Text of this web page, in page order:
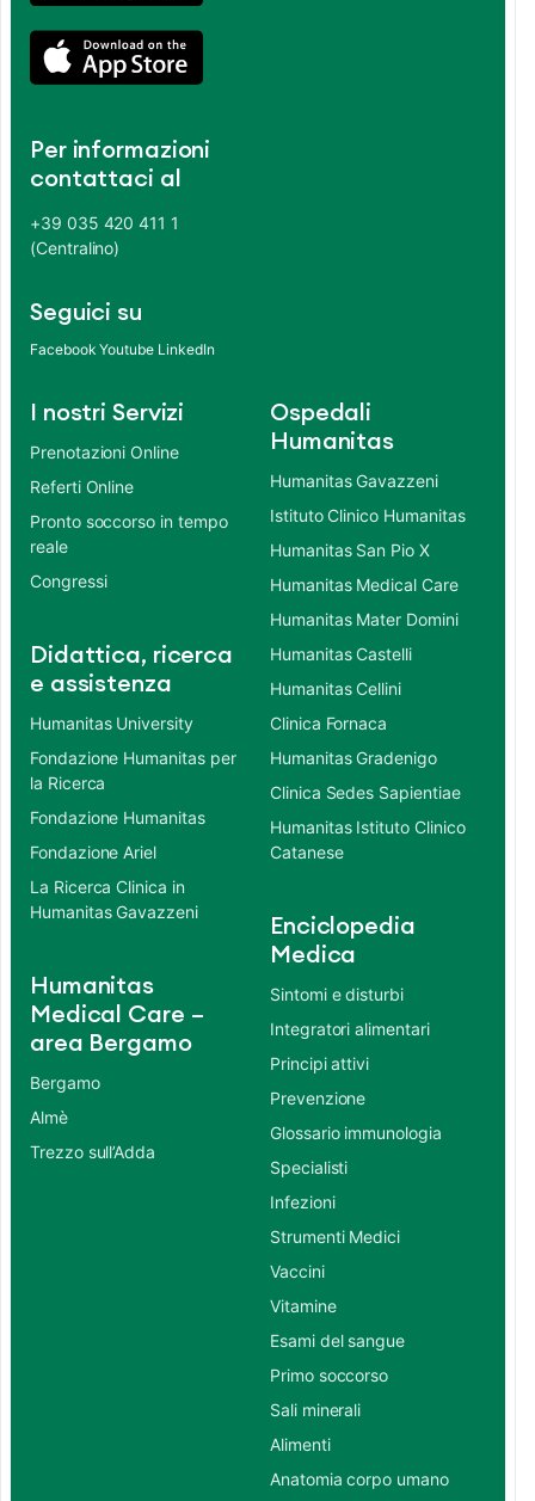
Per informazioni
contattaci al
+39 035 420 411 1
(Centralino)
Seguici su
Facebook Youtube LinkedIn
I nostri Servizi
Prenotazioni Online
Referti Online
Pronto soccorso in tempo
reale
Congressi
Didattica, ricerca
e assistenza
Humanitas University
Fondazione Humanitas per
la Ricerca
Fondazione Humanitas
Fondazione Ariel
La Ricerca Clinica in
Humanitas Gavazzeni
Humanitas
Medical Care –
area Bergamo
Bergamo
Almè
Trezzo sull’Adda
Ospedali
Humanitas
Humanitas Gavazzeni
Istituto Clinico Humanitas
Humanitas San Pio X
Humanitas Medical Care
Humanitas Mater Domini
Humanitas Castelli
Humanitas Cellini
Clinica Fornaca
Humanitas Gradenigo
Clinica Sedes Sapientiae
Humanitas Istituto Clinico
Catanese
Enciclopedia
Medica
Sintomi e disturbi
Integratori alimentari
Principi attivi
Prevenzione
Glossario immunologia
Specialisti
Infezioni
Strumenti Medici
Vaccini
Vitamine
Esami del sangue
Primo soccorso
Sali minerali
Alimenti
Anatomia corpo umano